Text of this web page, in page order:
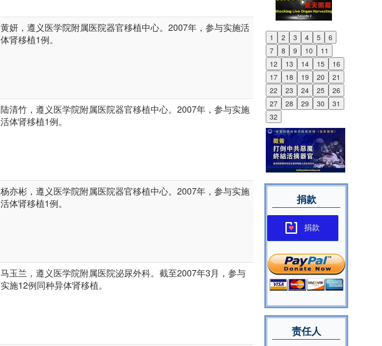
黄妍，遵义医学院附属医院器官移植中心。2007年，参与实施活
体肾移植1例。
陆清竹，遵义医学院附属医院器官移植中心。2007年，参与实施
活体肾移植1例。
杨亦彬，遵义医学院附属医院器官移植中心。2007年，参与实施
活体肾移植1例。
马玉兰，遵义医学院附属医院泌尿外科。截至2007年3月，参与
实施12例同种异体肾移植。
1 2 3 4 5
6
7
8 9 10
11
12
13 14 15
16
17
18 19 20
21
22
23 24 25
26
27
28 29 30
31
32
Previous
Next
捐款
捐款
责任人